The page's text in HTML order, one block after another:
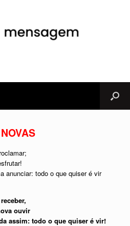
anunciar: todo o que quiser é vir
ouvir
assim: todo o que quiser é vir!